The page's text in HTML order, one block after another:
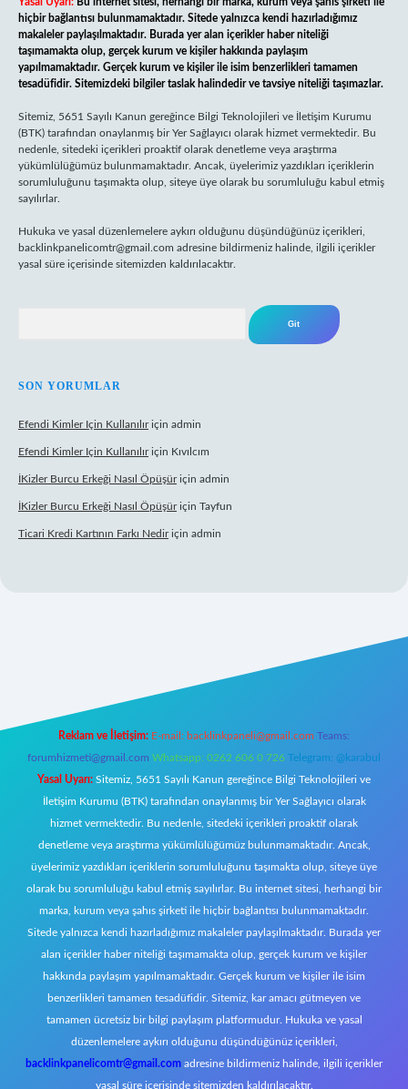
hiçbir bağlantısı bulunmamaktadır. Sitede yalnızca kendi hazırladığımız
makaleler paylaşılmaktadır. Burada yer alan içerikler haber niteliği
taşımamakta olup, gerçek kurum ve kişiler hakkında paylaşım
yapılmamaktadır. Gerçek kurum ve kişiler ile isim benzerlikleri tamamen
tesadüfidir. Sitemizdeki bilgiler taslak halindedir ve tavsiye niteliği taşımazlar.
Sitemiz, 5651 Sayılı Kanun gereğince Bilgi Teknolojileri ve İletişim Kurumu
(BTK) tarafından onaylanmış bir Yer Sağlayıcı olarak hizmet vermektedir. Bu
nedenle, sitedeki içerikleri proaktif olarak denetleme veya araştırma
yükümlülüğümüz bulunmamaktadır. Ancak, üyelerimiz yazdıkları içeriklerin
sorumluluğunu taşımakta olup, siteye üye olarak bu sorumluluğu kabul etmiş
sayılırlar.
Hukuka ve yasal düzenlemelere aykırı olduğunu düşündüğünüz içerikleri,
backlinkpanelicomtr@gmail.com adresine bildirmeniz halinde, ilgili içerikler
yasal süre içerisinde sitemizden kaldırılacaktır.
SON YORUMLAR
Efendi Kimler Için Kullanılıriçin admin
Efendi Kimler Için Kullanılıriçin Kıvılcım
İKizler Burcu Erkeği Nasıl Öpüşüriçin admin
İKizler Burcu Erkeği Nasıl Öpüşüriçin Tayfun
Ticari Kredi Kartının Farkı Nediriçin admin
Reklam ve İletişim: E-mail: backlinkpaneli@gmail.com Teams:
forumhizmeti@gmail.com Whatsapp: 0262 606 0 726 Telegram: @karabul
Yasal Uyarı: Sitemiz, 5651 Sayılı Kanun gereğince Bilgi Teknolojileri ve
İletişim Kurumu (BTK) tarafından onaylanmış bir Yer Sağlayıcı olarak
hizmet vermektedir. Bu nedenle, sitedeki içerikleri proaktif olarak
denetleme veya araştırma yükümlülüğümüz bulunmamaktadır. Ancak,
üyelerimiz yazdıkları içeriklerin sorumluluğunu taşımakta olup, siteye üye
olarak bu sorumluluğu kabul etmiş sayılırlar. Bu internet sitesi, herhangi bir
marka, kurum veya şahıs şirketi ile hiçbir bağlantısı bulunmamaktadır.
Sitede yalnızca kendi hazırladığımız makaleler paylaşılmaktadır. Burada yer
alan içerikler haber niteliği taşımamakta olup, gerçek kurum ve kişiler
hakkında paylaşım yapılmamaktadır. Gerçek kurum ve kişiler ile isim
benzerlikleri tamamen tesadüfidir. Sitemiz, kar amacı gütmeyen ve
tamamen ücretsiz bir bilgi paylaşım platformudur. Hukuka ve yasal
düzenlemelere aykırı olduğunu düşündüğünüz içerikleri,
backlinkpanelicomtr@gmail.com adresine bildirmeniz halinde, ilgili içerikler
yasal süre içerisinde sitemizden kaldırılacaktır.